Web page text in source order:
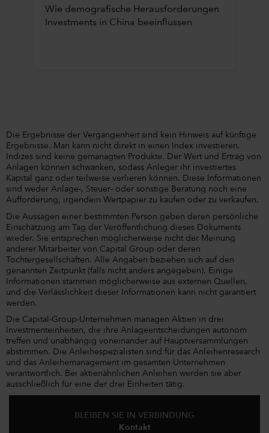
Wie demografische Herausforderungen
Investments in China beeinflussen
Die Ergebnisse der Vergangenheit sind kein Hinweis auf künftige
Ergebnisse. Man kann nicht direkt in einen Index investieren.
Indizes sind keine gemanagten Produkte. Der Wert und Ertrag von
Anlagen können schwanken, sodass Anleger ihr investiertes
Kapital ganz oder teilweise verlieren können. Diese Informationen
sind weder Anlage-, Steuer- oder sonstige Beratung noch eine
Aufforderung, irgendein Wertpapier zu kaufen oder zu verkaufen.
Die Aussagen einer bestimmten Person geben deren persönliche
Einschätzung am Tag der Veröffentlichung dieses Dokuments
wieder. Sie entsprechen möglicherweise nicht der Meinung
anderer Mitarbeiter von Capital Group oder deren
Tochtergesellschaften. Alle Angaben beziehen sich auf den
genannten Zeitpunkt (falls nicht anders angegeben). Einige
Informationen stammen möglicherweise aus externen Quellen,
und die Verlässlichkeit dieser Informationen kann nicht garantiert
werden.
Die Capital-Group-Unternehmen managen Aktien in drei
Investmenteinheiten, die ihre Anlageentscheidungen autonom
treffen und unabhängig voneinander auf Hauptversammlungen
abstimmen. Die Anleihespezialisten sind für das Anleihenresearch
und das Anleihemanagement im gesamten Unternehmen
verantwortlich. Bei aktienähnlichen Anleihen werden sie aber
ausschließlich für eine der drei Einheiten tätig.
BLEIBEN SIE IN VERBINDUNG
Kontakt